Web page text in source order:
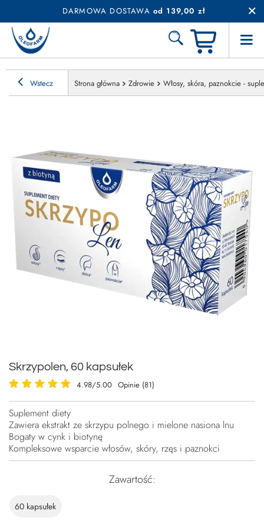
DARMOWA DOSTAWA od 139,00 zł
Wstecz Strona główna Zdrowie Włosy, skóra, paznokcie -
Skrzypolen, 60 kapsułek
4.98/5.00 Opinie (81)
Suplement diety
Zawiera ekstrakt ze skrzypu polnego i mielone nasiona lnu
Bogaty w cynk i biotynę
Kompleksowe wsparcie włosów, skóry, rzęs i paznokci
Zawartość
60 kapsułek